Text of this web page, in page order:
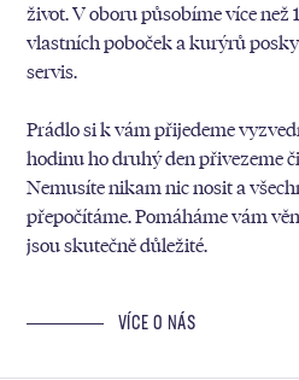
život. V oboru působíme více než
vlastních poboček a kurýrů
servis.
Prádlo si k vám přijedeme
hodinu ho druhý den přivezeme
Nemusíte nikam nic nosit a
přepočítáme. Pomáháme vám
jsou skutečně důležité.
VÍCE O NÁS